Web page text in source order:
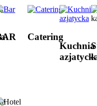
Catering
Kuchnia